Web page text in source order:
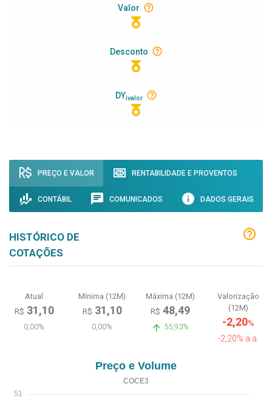
Valor
Desconto
DYivalor
PREÇO E VALOR RENTABILIDADE E PROVENTOS
CONTÁBIL COMUNICADOS DADOS GERAIS
HISTÓRICO DE
COTAÇÕES
Atual
R$ 31,10
0,00%
Mínima (12M)
R$ 31,10
0,00%
Máxima (12M)
R$ 48,49
55,93%
Valorização
(12M)
-2,20%
-2,20% a.a.